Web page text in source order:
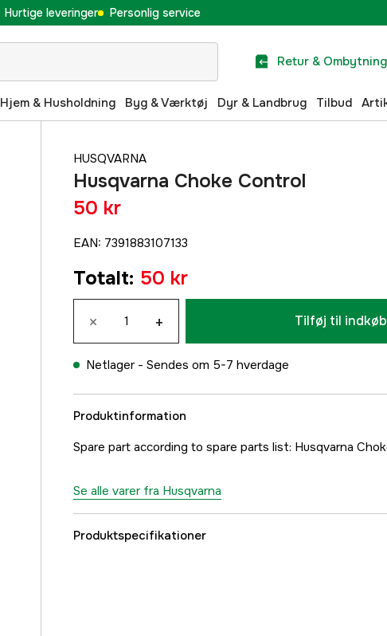
Hurtige leveringer Personlig service
Retur & Ombytning
Hjem & Husholdning Byg & Værktøj Dyr & Landbrug Tilbud
HUSQVARNA
Husqvarna Choke Control
50 kr
EAN: 7391883107133
Totalt: 50 kr
× + Tilføj til
Netlager - Sendes om 5-7 hverdage
Produktinformation
Spare part according to spare parts list: Husqvarna
Se alle varer fra Husqvarna
Produktspecifikationer